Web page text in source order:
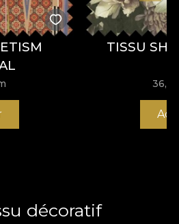
TISSU
décoratif